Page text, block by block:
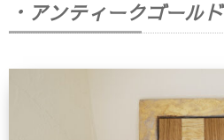
・アンティークゴールド